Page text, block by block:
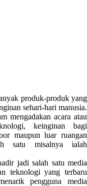
produk-produk yang
sehari-hari manusia.
mengadakan acara atau
keinginan bagi
maupun luar ruangan
satu misalnya ialah
jadi salah satu media
teknologi yang terbaru
pengguna media